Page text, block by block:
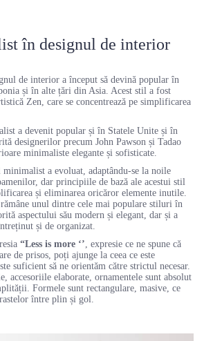
în designul de interior
de interior a început să devină popular în
și în alte țări din Asia. Acest stil a fost
Zen, care se concentrează pe simplificarea
a devenit popular și în Statele Unite și în
designerilor precum John Pawson și Tadao
minimaliste elegante și sofisticate.
a evoluat, adaptându-se la noile
dar principiile de bază ale acestui stil
și eliminarea oricăror elemente inutile.
unul dintre cele mai populare stiluri în
aspectului său modern și elegant, dar și a
și de organizat.
“Less is more ‘’, expresie ce ne spune că
de prisos, poți ajunge la ceea ce este
suficient să ne orientăm către strictul necesar.
accesoriile elaborate, ornamentele sunt absolut
Formele sunt rectangulare, masive, ce
între plin și gol.